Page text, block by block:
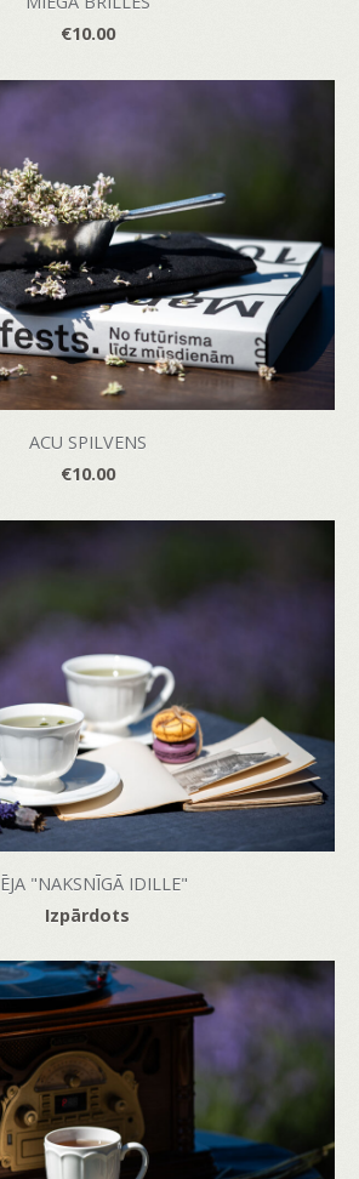
€10.00
ACU SPILVENS
€10.00
"NAKSNĪGĀ IDILLE"
Izpārdots